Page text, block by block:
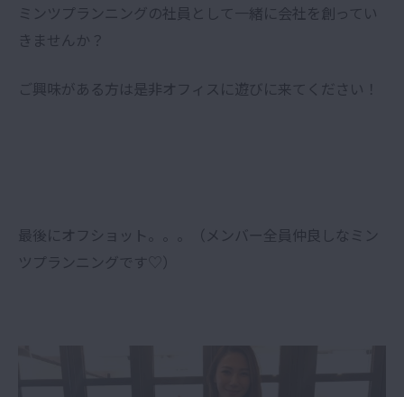
ミンツプランニングの社員として一緒に会社を創ってい
きませんか？
ご興味がある方は是非オフィスに遊びに来てください！
最後にオフショット。。。（メンバー全員仲良しなミン
ツプランニングです♡）